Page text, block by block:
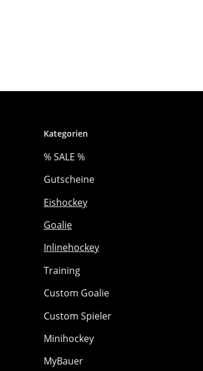
Kategorien
% SALE %
Gutscheine
Eishockey
Goalie
Inlinehockey
Training
Custom Goalie
Custom Spieler
Minihockey
MyBauer